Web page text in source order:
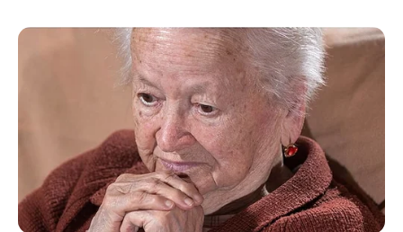
Merek Chery di Indonesia masih
membangun kepercayaan– berbeda
dengan di China yang sudah kuat
– desain bulat futuristik
mungkin tidak cocok untuk semua selera
🌏 Kapan Chery QQ3 Mendarat di